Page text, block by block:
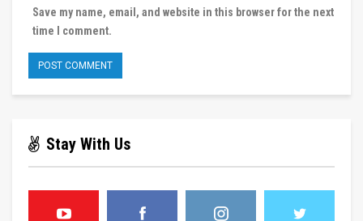
Save my name, email, and website in this browser for the next
time I comment.
Stay With Us